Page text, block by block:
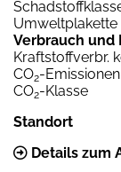
Umweltplakette
Verbrauch und
Kraftstoffverbr.
CO2-
CO2-Klasse
Standort
Details zum